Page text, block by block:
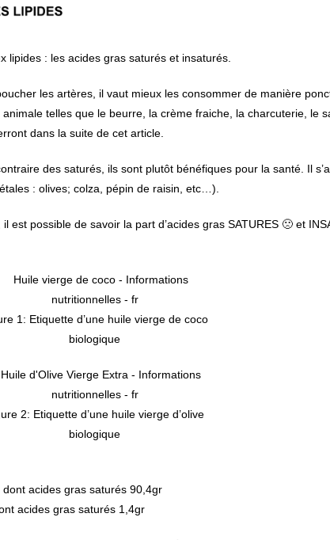
lipides : les acides gras saturés et insaturés.
les artères, il vaut mieux les consommer de manière
telles que le beurre, la crème fraiche, la charcuterie, le
dans la suite de cet article.
des saturés, ils sont plutôt bénéfiques pour la santé. Il
: olives; colza, pépin de raisin, etc…).
est possible de savoir la part d’acides gras SATURES 🙁 et
1: Etiquette d’une huile vierge de coco
biologique
2: Etiquette d’une huile vierge d’olive
biologique
acides gras saturés 90,4gr
acides gras saturés 1,4gr